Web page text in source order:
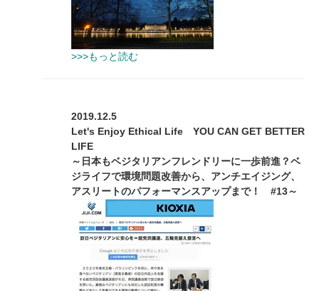
>>>もっと読む
2019.12.5
Let's Enjoy Ethical Life YOU CAN GET BETTER
LIFE
～日本もベジタリアンフレンドリーに一歩前進？ベ
ジライフで環境問題改善から、アンチエイジング、
アスリートのパフォーマンスアップまで！ #13～